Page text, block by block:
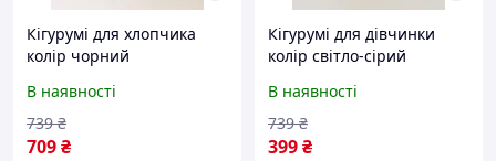
Кігурумі для хлопчика
колір чорний
В наявності
709₴
739 ₴
Кігурумі для дівчинки
колір світло-сірий
В наявності
399₴
739 ₴